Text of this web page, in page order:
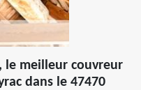
le meilleur couvreur
dans le 47470